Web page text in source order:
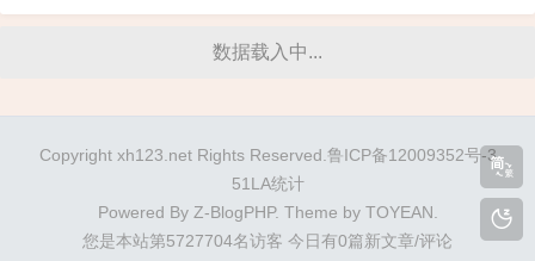
而，滔滔河水将他们与心爱的桃子隔开，
灵的小...
数据载入中...
Copyright xh123.net Rights Reserved.鲁ICP备12009352号-3
51LA统计
Powered By Z-BlogPHP. Theme by TOYEAN
您是本站第5727704名访客 今日有0篇新文章/评论